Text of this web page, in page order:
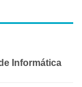
Informática